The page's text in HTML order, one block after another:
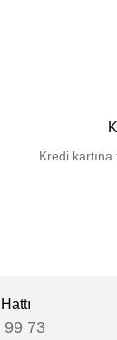
Kredi
99 73